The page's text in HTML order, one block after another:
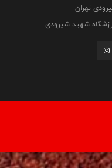
تهران
شهید شیرودی